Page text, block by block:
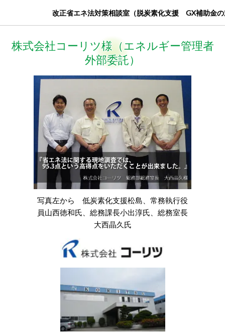
改正省エネ法対策相談室（脱炭素化支援 GX補助金
株式会社コーリツ様（エネルギー管理者
外部委託）
写真左から 低炭素化支援松島、常務執行役
員山西徳和氏、総務課長小出淳氏、総務室長
大西晶久氏